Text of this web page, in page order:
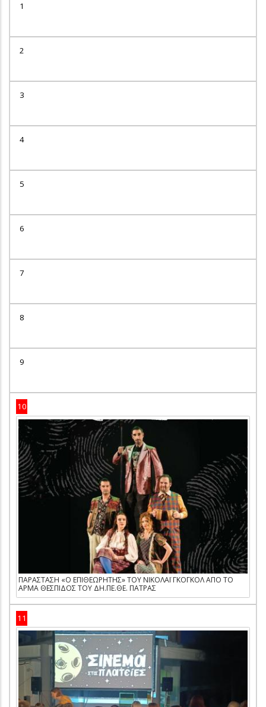
1
2
3
4
5
6
7
8
9
10
ΠΑΡΑΣΤΑΣΗ «Ο ΕΠΙΘΕΩΡΗΤΗΣ» ΤΟΥ ΝΙΚΟΛΑΪ ΓΚΟΓΚΟΛ ΑΠΟ ΤΟ
ΑΡΜΑ ΘΕΣΠΙΔΟΣ ΤΟΥ ΔΗ.ΠΕ.ΘΕ. ΠΑΤΡΑΣ
11